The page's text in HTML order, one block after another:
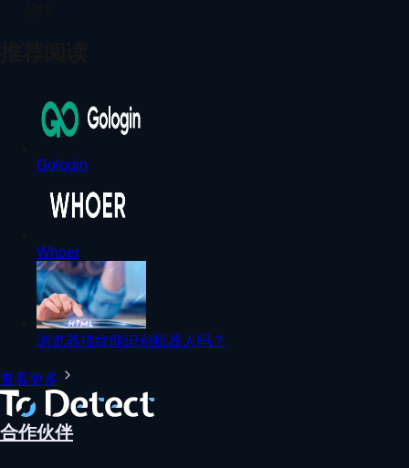
Gologin
Whoer
浏览器指纹能识别机器人吗？
查看更多
合作伙伴